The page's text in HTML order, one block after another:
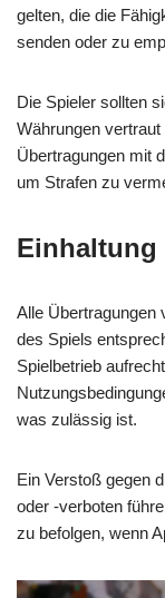
gelten, die die
senden oder zu
Die Spieler sollten
Währungen
Übertragungen mit
um Strafen zu
Alle Übertragungen
des Spiels
Spielbetrieb
was zulässig ist.
Ein Verstoß gegen
oder -verboten
zu befolgen, wenn